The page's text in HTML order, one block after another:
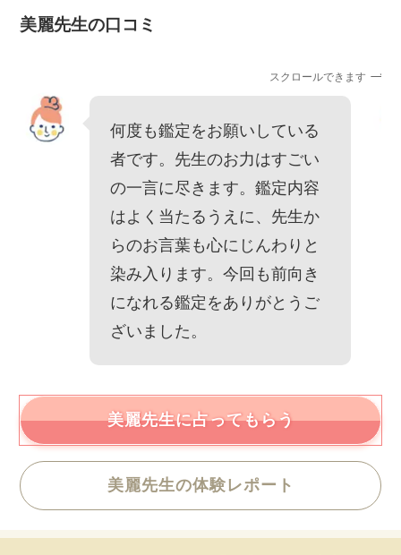
美麗先生の口コミ
スクロールできます
何度も鑑定をお願いしている
者です。先生のお力はすごい
の一言に尽きます。鑑定内容
はよく当たるうえに、先生か
らのお言葉も心にじんわりと
染み入ります。今回も前向き
になれる鑑定をありがとうご
ざいました。
美麗先生に占ってもらう
美麗先生の体験レポート